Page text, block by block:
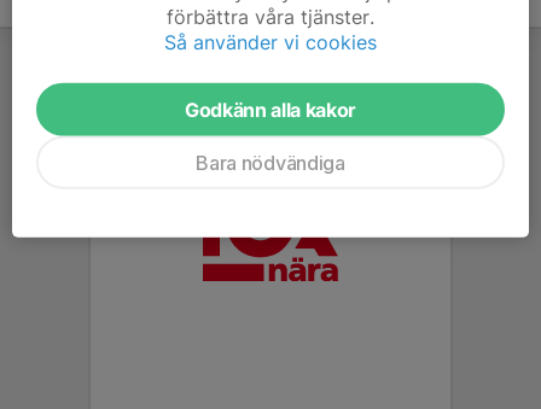
förbättra våra tjänster.
Så använder vi cookies
Godkänn alla kakor
Bara nödvändiga